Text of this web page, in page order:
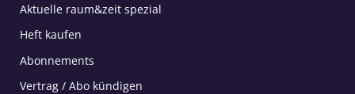
Aktuelle raum&zeit spezial
Heft kaufen
Abonnements
Vertrag / Abo kündigen